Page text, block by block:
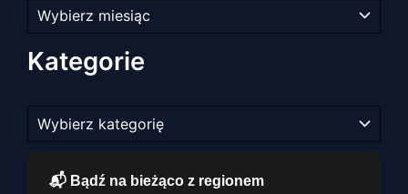
artykułów
Kategorie
📬 Bądź na bieżąco z regionem